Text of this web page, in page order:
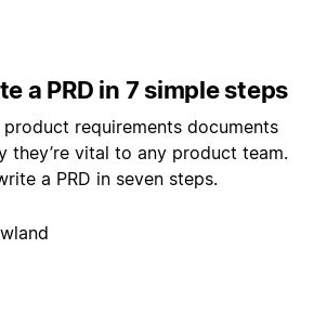
a PRD in 7 simple steps
requirements documents
they’re vital to any product team.
a PRD in seven steps.